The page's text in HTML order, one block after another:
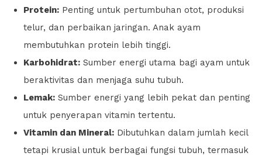
Protein: Penting untuk pertumbuhan otot, produksi
telur, dan perbaikan jaringan. Anak ayam
membutuhkan protein lebih tinggi.
Karbohidrat: Sumber energi utama bagi ayam untuk
beraktivitas dan menjaga suhu tubuh.
Lemak: Sumber energi yang lebih pekat dan penting
untuk penyerapan vitamin tertentu.
Vitamin dan Mineral: Dibutuhkan dalam jumlah kecil
tetapi krusial untuk berbagai fungsi tubuh, termasuk